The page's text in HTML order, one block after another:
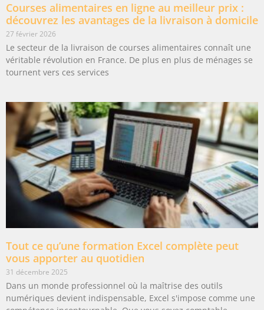
Courses alimentaires en ligne au meilleur prix :
découvrez les avantages de la livraison à domicile
27 février 2026
Le secteur de la livraison de courses alimentaires connaît une
véritable révolution en France. De plus en plus de ménages se
tournent vers ces services
Tout ce qu’une formation Excel complète peut
vous apporter au quotidien
31 décembre 2025
Dans un monde professionnel où la maîtrise des outils
numériques devient indispensable, Excel s'impose comme une